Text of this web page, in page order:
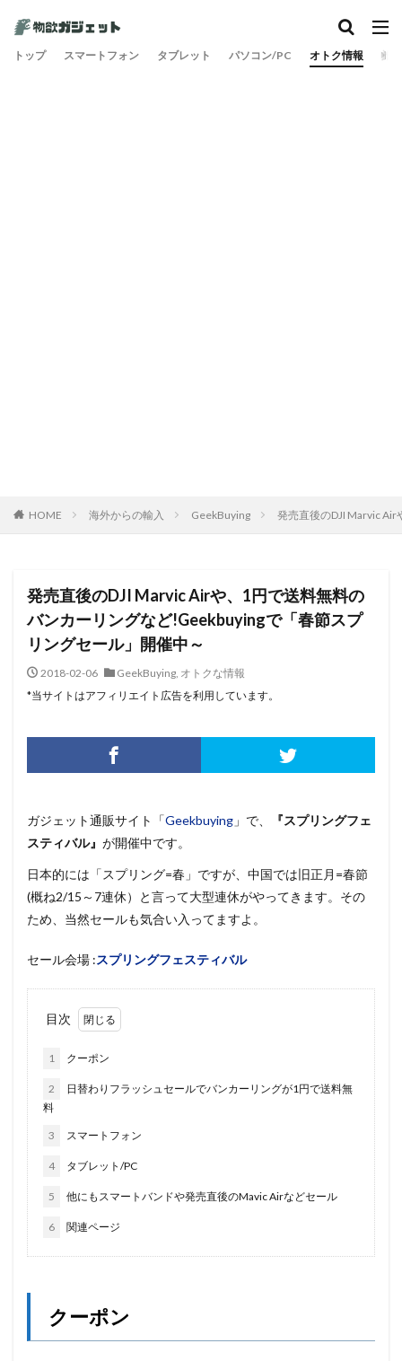
トップ スマートフォン タブレット パソコン/PC オトク情報 旅
HOME 海外からの輸入 GeekBuying 発売直後のDJI Marvic
発売直後のDJI Marvic Airや、1円で送料無料の
バンカーリングなど!Geekbuyingで「春節スプ
リングセール」開催中～
2018-02-06 GeekBuying, オトクな情報
*当サイトはアフィリエイト広告を利用しています。
ガジェット通販サイト「Geekbuying 」で、
『スプリングフェ
スティバル』 が開催中です。
日本的には「スプリング=春」ですが、中国では旧正月=春節
(概ね2/15～7連休）と言って大型連休がやってきます。その
ため、当然セールも気合い入ってますよ。
セール会場 :スプリングフェスティバル
目次
1 クーポン
2
日替わりフラッシュセールでバンカーリングが1円で送料無
料
3 スマートフォン
4 タブレット/PC
5 他にもスマートバンドや発売直後のMavic Airなどセール
6 関連ページ
クーポン
カテゴリー